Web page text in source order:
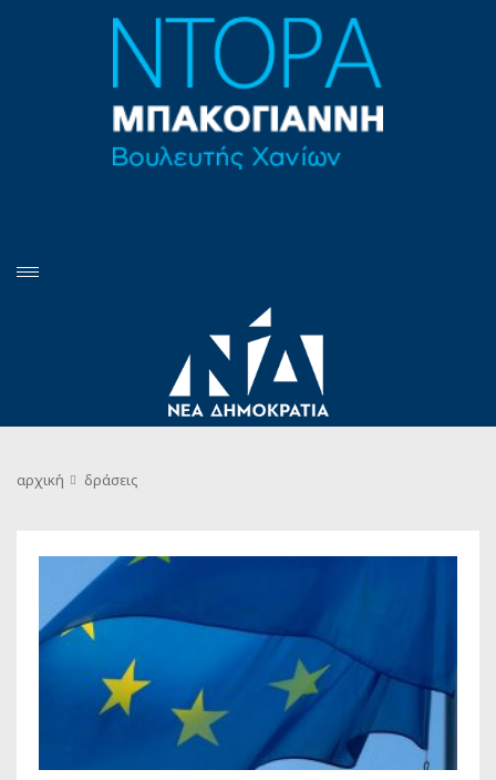
αρχική δράσεις